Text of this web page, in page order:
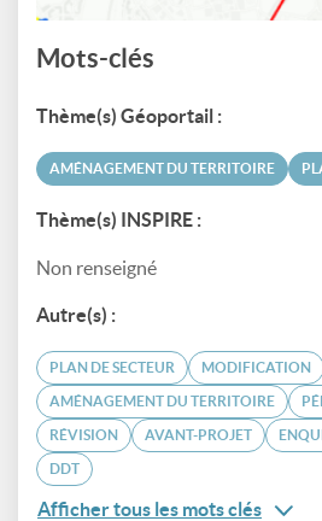
Mots-clés
Thème(s) Géoportail :
AMÉNAGEMENT DU TERRITOIRE
Thème(s) INSPIRE :
Non renseigné
Autre(s) :
PLAN DE SECTEUR MODIFICATION
AMÉNAGEMENT DU TERRITOIRE
RÉVISION AVANT-PROJET
DDT
Afficher tous les mots clés